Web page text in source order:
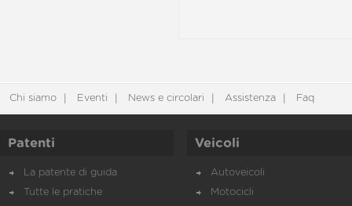
Chi siamo Eventi News e circolari Assistenza Faq
Patenti
La patente di guida
Tutte le pratiche
Veicoli
Autoveicoli
Motocicli